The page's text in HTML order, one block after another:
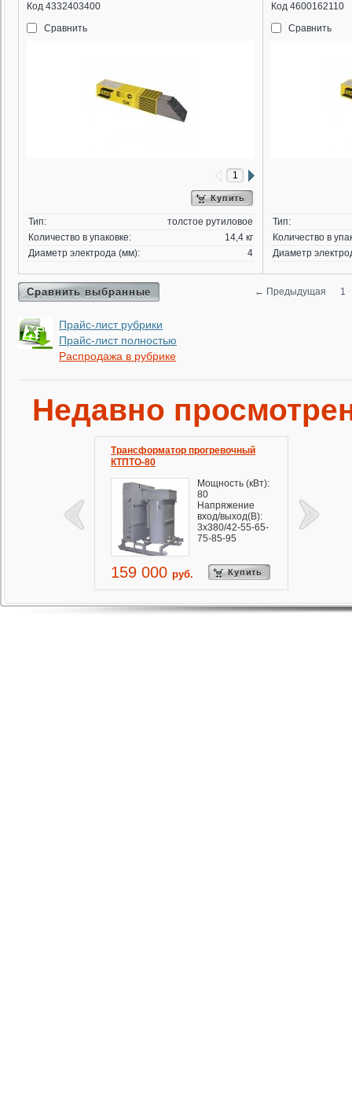
Код 4332403400
Сравнить
Купить
Тип:
толстое рутиловое
Количество в упаковке:
14,4 кг
Диаметр электрода (мм):
4
Код 4600162110
Сравнить
Тип:
Количество в
Диаметр
Сравнить выбранные ← Предыдущая 1
Прайс-лист рубрики
Прайс-лист полностью
Распродажа в рубрике
Недавно
Трансформатор прогревочный
КТПТО-80
Мощность (кВт):
80
Напряжение
вход/выход(В):
3х380/42-55-65-
75-85-95
159 000 руб. Купить